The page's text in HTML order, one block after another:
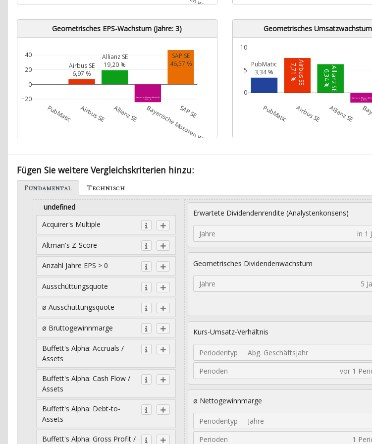
Geometrisches EPS-Wachstum (Jahre: 3)
Airbus SE
6,97 %
Allianz SE
19,20 %
Bayerische Motoren Werke AG
-24,21 %
SAP SE
46,57 %
PubMatic Airbus SE Allianz SE Bayerische Motoren Werke AG
SAP SE
−20
0
20
40
Geometrisches Umsatzwachstum
PubMatic
3,34 % Airbus SE
7,71 % Allianz SE
6,34 %
Bayerische Motoren
-2,19 %
PubMatic Airbus SE Allianz SE
0
5
10
Fügen Sie weitere Vergleichskriterien hinzu:
Fundamental Technisch
undefined
Acquirer's Multiple
Altman's Z-Score
Anzahl Jahre EPS > 0
Ausschüttungsquote
ø Ausschüttungsquote
ø Bruttogewinnmarge
Buffett's Alpha: Accruals /
Assets
Buffett's Alpha: Cash Flow /
Assets
Buffett's Alpha: Debt-to-
Assets
Buffett's Alpha: Gross Profit /
Erwartete Dividendenrendite (Analystenkonsens)
Jahre
Geometrisches Dividendenwachstum
Jahre
Kurs-Umsatz-Verhältnis
Periodentyp
Abg. Geschäftsjahr
Perioden
ø Nettogewinnmarge
Periodentyp
Jahre
Perioden